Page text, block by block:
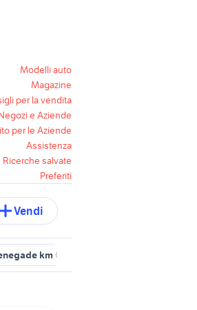
Modelli auto
Magazine
per la vendita
e Aziende
per le Aziende
Assistenza
Ricerche salvate
Preferiti
Vendi
km 0 napoli